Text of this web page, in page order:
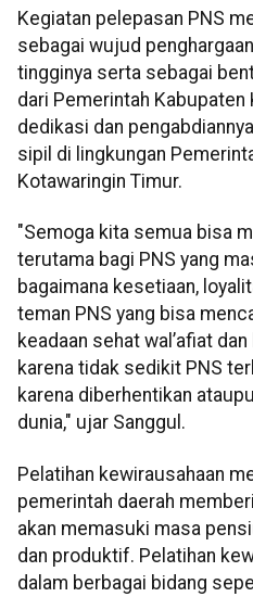
Kegiatan pelepasan PNS
sebagai wujud
tingginya serta sebagai
dari Pemerintah
dedikasi dan
sipil di lingkungan
Kotawaringin Timur.
"Semoga kita semua bisa
terutama bagi PNS yang
bagaimana kesetiaan,
teman PNS yang bisa
keadaan sehat wal’afiat
karena tidak sedikit PNS
karena diberhentikan
dunia," ujar Sanggul.
Pelatihan kewirausahaan
pemerintah daerah
akan memasuki masa
dan produktif. Pelatihan
dalam berbagai bidang